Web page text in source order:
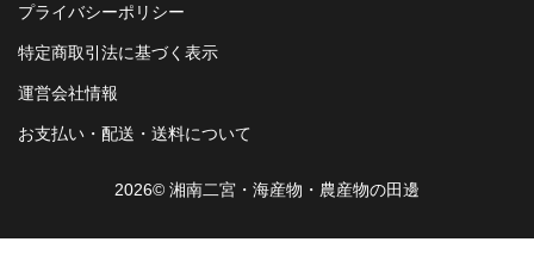
プライバシーポリシー
特定商取引法に基づく表示
運営会社情報
お支払い・配送・送料について
2026© 湘南二宮・海産物・農産物の田邊